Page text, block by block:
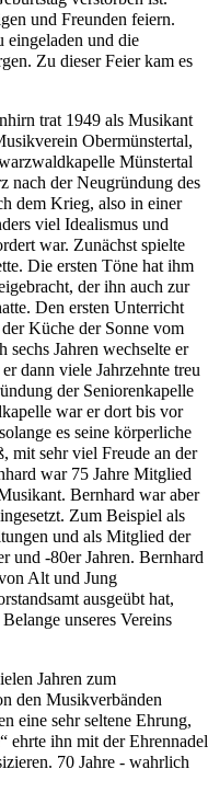
und Freunden feiern.
eingeladen und die
Zu dieser Feier kam es
trat 1949 als Musikant
Obermünstertal,
Münstertal
nach der Neugründung des
dem Krieg, also in einer
viel Idealismus und
war. Zunächst spielte
Die ersten Töne hat ihm
der ihn auch zur
Den ersten Unterricht
Küche der Sonne vom
sechs Jahren wechselte er
dann viele Jahrzehnte treu
der Seniorenkapelle
war er dort bis vor
es seine körperliche
mit sehr viel Freude an der
war 75 Jahre Mitglied
Bernhard war aber
Zum Beispiel als
und als Mitglied der
und -80er Jahren. Bernhard
Alt und Jung
ausgeübt hat,
unseres Vereins
Jahren zum
den Musikverbänden
eine sehr seltene Ehrung,
ehrte ihn mit der Ehrennadel
70 Jahre - wahrlich